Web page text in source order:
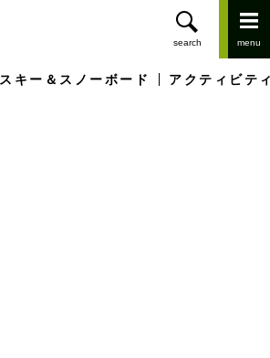
スキー＆スノーボード アクティビテ